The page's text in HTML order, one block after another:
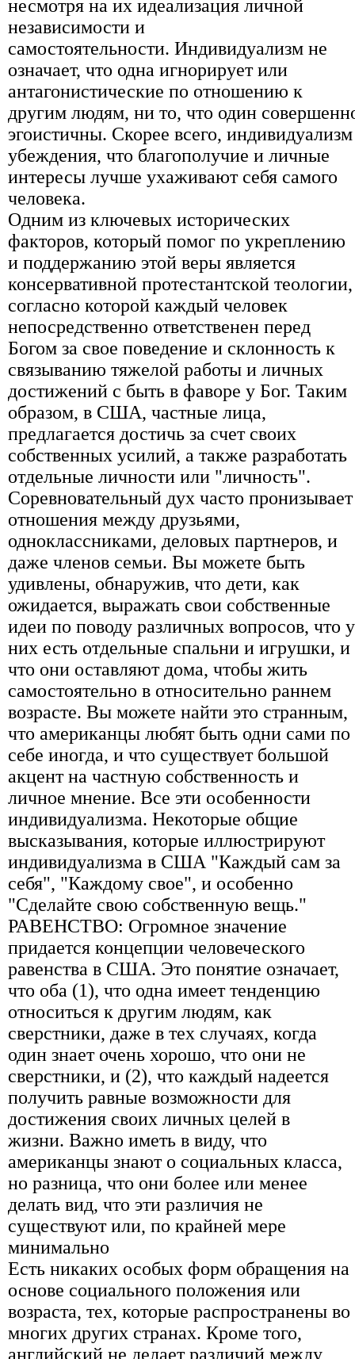
несмотря на их идеализация личной
независимости и
самостоятельности. Индивидуализм не
означает, что одна игнорирует или
антагонистические по отношению к
другим людям, ни то, что один
эгоистичны. Скорее всего, индивидуализм
убеждения, что благополучие и личные
интересы лучше ухаживают себя самого
человека.
Одним из ключевых исторических
факторов, который помог по укреплению
и поддержанию этой веры является
консервативной протестантской теологии,
согласно которой каждый человек
непосредственно ответственен перед
Богом за свое поведение и склонность к
связыванию тяжелой работы и личных
достижений с быть в фаворе у Бог. Таким
образом, в США, частные лица,
предлагается достичь за счет своих
собственных усилий, а также разработать
отдельные личности или "личность".
Соревновательный дух часто пронизывает
отношения между друзьями,
одноклассниками, деловых партнеров, и
даже членов семьи. Вы можете быть
удивлены, обнаружив, что дети, как
ожидается, выражать свои собственные
идеи по поводу различных вопросов, что у
них есть отдельные спальни и игрушки, и
что они оставляют дома, чтобы жить
самостоятельно в относительно раннем
возрасте. Вы можете найти это странным,
что американцы любят быть одни сами по
себе иногда, и что существует большой
акцент на частную собственность и
личное мнение. Все эти особенности
индивидуализма. Некоторые общие
высказывания, которые иллюстрируют
индивидуализма в США "Каждый сам за
себя", "Каждому свое", и особенно
"Сделайте свою собственную вещь."
РАВЕНСТВО: Огромное значение
придается концепции человеческого
равенства в США. Это понятие означает,
что оба (1), что одна имеет тенденцию
относиться к другим людям, как
сверстники, даже в тех случаях, когда
один знает очень хорошо, что они не
сверстники, и (2), что каждый надеется
получить равные возможности для
достижения своих личных целей в
жизни. Важно иметь в виду, что
американцы знают о социальных класса,
но разница, что они более или менее
делать вид, что эти различия не
существуют или, по крайней мере
минимально
Есть никаких особых форм обращения на
основе социального положения или
возраста, тех, которые распространены во
многих других странах. Кроме того,
английский не делает различий между